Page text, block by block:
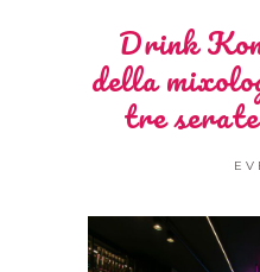
Drink
della
tre